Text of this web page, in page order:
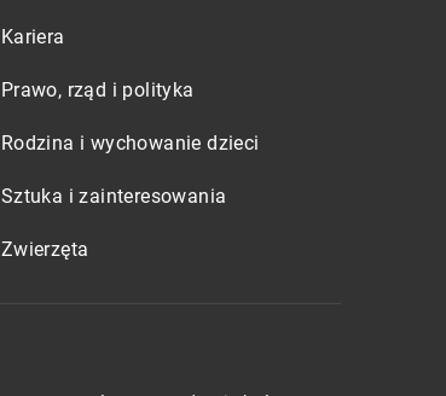
Kariera
Prawo, rząd i polityka
Rodzina i wychowanie dzieci
Sztuka i zainteresowania
Zwierzęta